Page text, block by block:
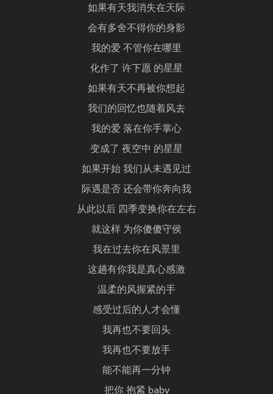
如果有天我消失在天际
会有多舍不得你的身影
我的爱 不管你在哪里
化作了 许下愿 的星星
如果有天不再被你想起
我们的回忆也随着风去
我的爱 落在你手掌心
变成了 夜空中 的星星
如果开始 我们从未遇见过
际遇是否 还会带你奔向我
从此以后 四季变换你在左右
就这样 为你傻傻守侯
我在过去你在风景里
这趟有你我是真心感激
温柔的风握紧的手
感受过后的人才会懂
我再也不要回头
我再也不要放手
能不能再一分钟
把你 抱紧 baby